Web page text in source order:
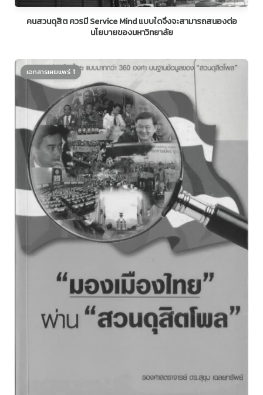
คนสวนดุสิต ควรมี Service Mind แบบใดจึงจะสามารถสนองต่อ
นโยบายของมหาวิทยาลัย
เอกสารเผยแพร่ 1